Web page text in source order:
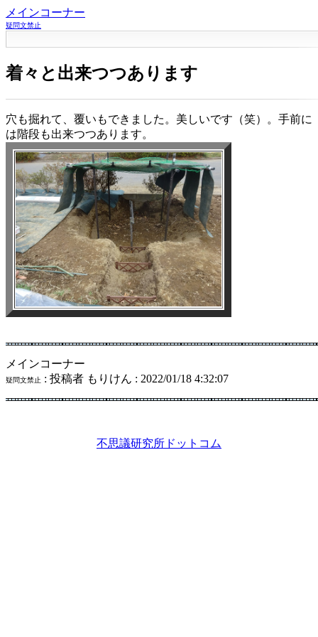
メインコーナー
疑問文禁止
着々と出来つつあります
穴も掘れて、覆いもできました。美しいです（笑）。手前に
は階段も出来つつあります。
メインコーナー
疑問文禁止 : 投稿者 もりけん : 2022/01/18 4:32:07
不思議研究所ドットコム